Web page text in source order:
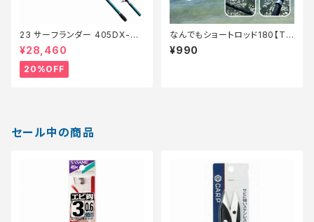
23 サーフランダー 405DX-T
【特価竿】【20】
¥28,460
20%OFF
なんでもショートロッド180【Tオ
リ】
¥990
セール中の商品